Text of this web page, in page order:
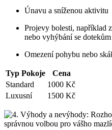
Únavu a sníženou aktivitu
Projevy bolesti, například
nebo vyhýbání se
Omezení pohybu nebo
Typ Pokoje
Cena
Standard
1000 Kč
Luxusní
1500 Kč